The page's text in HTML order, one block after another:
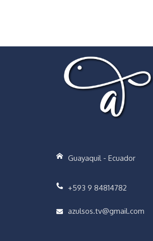
Guayaquil - Ecuador
+593 9 84814782
azulsos.tv@gmail.com